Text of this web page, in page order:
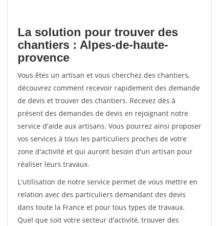
La solution pour trouver des
chantiers : Alpes-de-haute-
provence
Vous êtes un artisan et vous cherchez des chantiers,
découvrez comment recevoir rapidement des demande
de devis et trouver des chantiers. Recevez dès à
présent des demandes de devis en rejoignant notre
service d'aide aux artisans. Vous pourrez ainsi proposer
vos services à tous les particuliers proches de votre
zone d'activité et qui auront besoin d'un artisan pour
réaliser leurs travaux.
L'utilisation de notre service permet de vous mettre en
relation avec des particuliers demandant des devis
dans toute la France et pour tous types de travaux.
Quel que soit votre secteur d'activité, trouver des